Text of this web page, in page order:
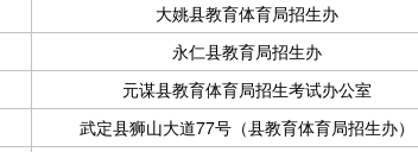
大姚县教育体育局招生办
永仁县教育局招生办
元谋县教育体育局招生考试办公室
武定县狮山大道77号（县教育体育局招生办）